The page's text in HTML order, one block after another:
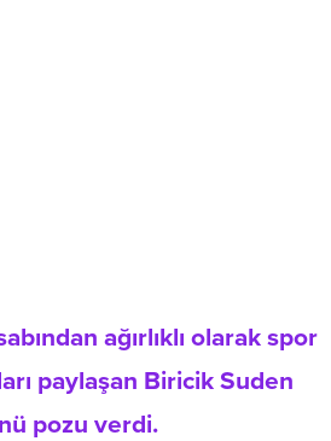
ağırlıklı olarak spor
paylaşan Biricik Suden
pozu verdi.